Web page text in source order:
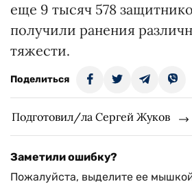
еще 9 тысяч 578
получили ранения
тяжести.
Поделиться
Подготовил/ла Сергей Жуков
Заметили ошибку?
Пожалуйста, выделите ее